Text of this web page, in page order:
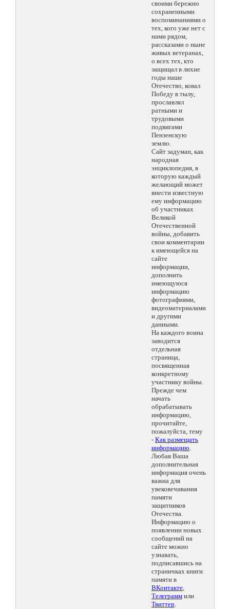
своими бережно
сохраненными
воспоминаниями о
тех, кого уже нет с
нами рядом,
рассказами о ныне
живых ветеранах,
о всех тех, кто
защищал в лихие
годы наше
Отечество, ковал
Победу в тылу,
прославлял
ратными и
трудовыми
подвигами
Пензенскую
землю.
Сайт задуман, как
народная
энциклопедия, в
которую каждый
желающий может
внести известную
ему информацию
об участниках
Великой
Отечественной
войны, добавить
свои комментарии
к имеющейся на
сайте
информации,
дополнить
имеющуюся
информацию
фотографиями,
видеоматериалами
и другими
данными.
На каждого воина
заводится
отдельная
страница,
посвященная
конкретному
участнику войны.
Прежде чем
начать
обрабатывать
информацию,
прочитайте,
пожалуйста, тему
- Как размещать
информацию.
Любая Ваша
дополнительная
информация очень
важна для
увековечивания
памяти
защитников
Отечества.
Информацию о
появлении новых
сообщений на
сайте можно
узнавать,
подписавшись на
страничках книги
памяти в
ВКонтакте,
Телеграмм или
Твиттер.